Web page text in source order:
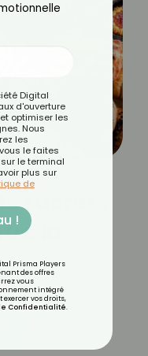
sucrés :
la
Digital
d'ouverture
optimiser les
Nous
les
le faites
le terminal
plus sur
de
!
Prisma Players
des offres
vous
intégré
vos droits,
Confidentialité.